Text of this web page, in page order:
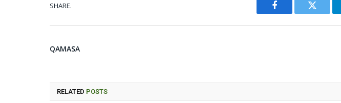
SHARE.
Facebook Twitter
QAMASA
RELATED POSTS